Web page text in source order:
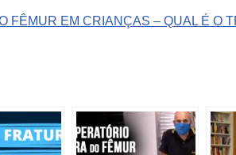
FÊMUR EM CRIANÇAS – QUAL É O